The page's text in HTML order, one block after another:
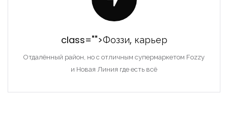
class="">Фоззи, карьер
Отдалённый район, но с отличным супермаркетом Fozzy
и Новая Линия где есть всё